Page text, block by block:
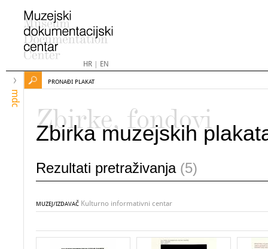
HR| EN
mdc
PRONAĐI PLAKAT
Zbirke, fondovi
Zbirka muzejskih
Rezultati pretraživanja (5)
MUZEJ/IZDAVAČ Kulturno informativni centar